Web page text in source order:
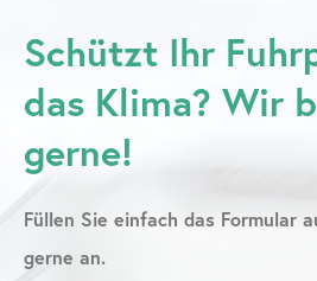
Schützt Ihr
das Klima? Wir
gerne!
Füllen Sie einfach das Formular
gerne an.